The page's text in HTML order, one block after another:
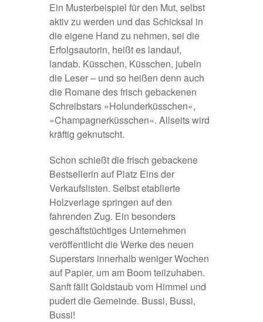
Ein Musterbeispiel für den Mut, selbst
aktiv zu werden und das Schicksal in
die eigene Hand zu nehmen, sei die
Erfolgsautorin, heißt es landauf,
landab. Küsschen, Küsschen, jubeln
die Leser – und so heißen denn auch
die Romane des frisch gebackenen
Schreibstars »Holunderküsschen«,
»Champagnerküsschen«. Allseits wird
kräftig geknutscht.
Schon schießt die frisch gebackene
Bestsellerin auf Platz Eins der
Verkaufslisten. Selbst etablierte
Holzverlage springen auf den
fahrenden Zug. Ein besonders
geschäftstüchtiges Unternehmen
veröffentlicht die Werke des neuen
Superstars innerhalb weniger Wochen
auf Papier, um am Boom teilzuhaben.
Sanft fällt Goldstaub vom Himmel und
pudert die Gemeinde. Bussi, Bussi,
Bussi!